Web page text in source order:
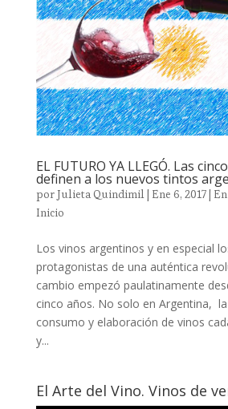
EL FUTURO YA LLEGÓ. Las
definen a los nuevos tintos
porJulieta Quindimil| Ene 6, 2017|
Inicio
Los vinos argentinos y en especial
protagonistas de una auténtica
cambio empezó paulatinamente
cinco años. No solo en Argentina,
consumo y elaboración de vinos
y...
El Arte del Vino. Vinos de